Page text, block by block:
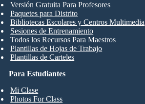
Para Estudiantes
Mi Clase
Photos For Class
Versión Gratuita Para Profesores
Paquetes para Distrito
Bibliotecas Escolares y Centros Multimedia
Sesiones de Entrenamiento
Todos los Recursos Para Maestros
Plantillas de Hojas de Trabajo
Plantillas de Carteles